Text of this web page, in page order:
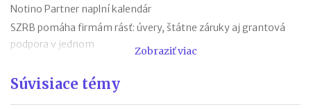
Notino Partner naplní kalendár
SZRB pomáha firmám rásť: úvery, štátne záruky aj grantová
podpora v jednom
Časté chyby v účtovníctve a ako sa im vyhnúť vďaka
Zobraziť viac
Súvisiace témy